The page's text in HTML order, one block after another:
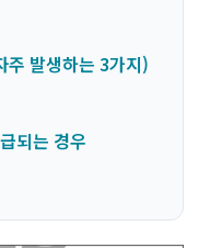
주 발생하는 3가지)
되는 경우